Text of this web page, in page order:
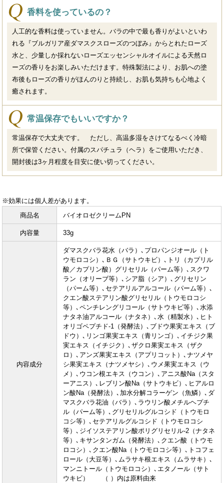
香料を使っているの？
人工的な香料は使っていません。バラの中で最も香りがよいといわ
れる『ブルガリア産ダマスクスローズのつぼみ』からとれたローズ
水と、少量しか採れないローズエッセンシャルオイルによる天然ロ
ーズの香りをお楽しみいただけます。特殊製法により、お肌への塗
布後もローズの香りがほんのりと持続し、お肌も気持ちも心地よく
癒されます。
常温保存でもいいですか？
常温保存で大丈夫です。 ただし、高温多湿をさけてなるべく冷暗
所で保管ください。付属のスパチュラ（ヘラ）をご使用いただき、
開封後は3ヶ月程度を目安に使い切ってください。
※効果には個人差があります。
商品名
バイオロゼクリームPN
内容量 33g
内容成分
ダマスクバラ花水（バラ）､プロパンジオール（ト
ウモロコシ）､ＢＧ（サトウキビ）､トリ（カプリル
酸／カプリン酸）グリセリル（パーム等）､スクワ
ラン（オリーブ等）､シア脂（シア）､グリセリン
（パーム等）､セテアリルアルコール（パーム等）､
クエン酸ステアリン酸グリセリル（トウモロコシ
等）､ペンチレングリコール（サトウキビ等）､水添
ナタネ油アルコール（ナタネ）､水（精製水）､ヒト
オリゴペプチド-1（発酵法）､ブドウ果実エキス（ブ
ドウ）､リンゴ果実エキス（青リンゴ）､イチジク果
実エキス（イチジク）､ザクロ果実エキス（ザク
ロ）､アンズ果実エキス（アプリコット）､ナツメヤ
シ果実エキス（ナツメヤシ）､ウメ果実エキス（ウ
メ）､ウコン根エキス（ウコン）､アニス酸Na（スタ
ーアニス）､レブリン酸Na（サトウキビ）､ヒアルロ
ン酸Na（発酵法）､加水分解コラーゲン（魚鱗）､ダ
マスクバラ花油（バラ）､ラウリン酸メチルヘプチ
ル（パーム等）､グリセリルグルコシド（トウモロ
コシ等）､セテアリルグルコシド（トウモロコシ
等）､ジイソステアリン酸ポリグリセリル-2（ナタネ
等）､キサンタンガム（発酵法）､クエン酸（トウモ
ロコシ）､クエン酸Na（トウモロコシ等）､トコフェ
ロール（大豆等）､ムラサキ根エキス（ムラサキ）､
マンニトール（トウモロコシ）､エタノール（サト
ウキビ） （ ）内は原料由来